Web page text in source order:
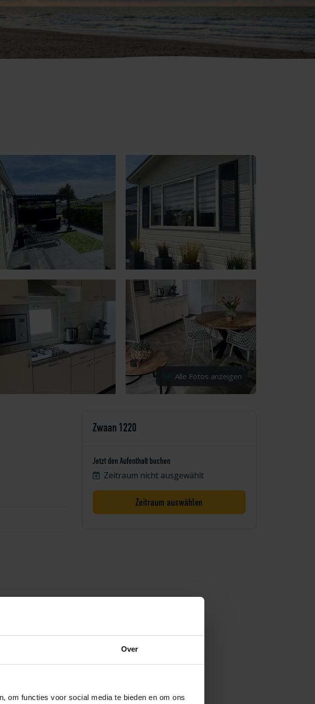
Over
om functies voor social media te bieden en om ons
Alle Fotos anzeigen
Zwaan 1220
Jetzt den Aufenthalt buchen
Zeitraum nicht ausgewählt
Zeitraum auswählen